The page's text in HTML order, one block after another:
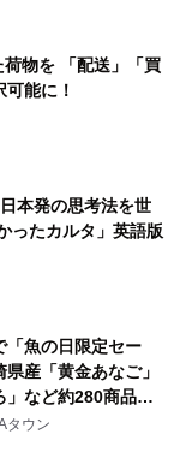
物を 「配送」「買
能に！
本発の思考法を世
たカルタ」英語版
「魚の日限定セー
産「黄金あなご」
」など約280商品を
の定例企画～
タウン